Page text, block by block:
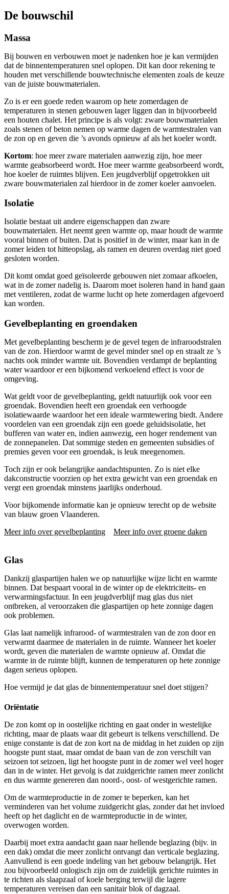
De bouwschil
Massa
Bij bouwen en verbouwen moet je nadenken hoe je kan vermijden
dat de binnentemperaturen snel oplopen. Dit kan door rekening te
houden met verschillende bouwtechnische elementen zoals de keuze
van de juiste bouwmaterialen.
Zo is er een goede reden waarom op hete zomerdagen de
temperaturen in stenen gebouwen lager liggen dan in bijvoorbeeld
een houten chalet. Het principe is als volgt: zware bouwmaterialen
zoals stenen of beton nemen op warme dagen de warmtestralen van
de zon op en geven die ’s avonds opnieuw af als het koeler wordt.
Kortom: hoe meer zware materialen aanwezig zijn, hoe meer
warmte geabsorbeerd wordt. Hoe meer warmte geabsorbeerd wordt,
hoe koeler de ruimtes blijven. Een jeugdverblijf opgetrokken uit
zware bouwmaterialen zal hierdoor in de zomer koeler aanvoelen.
Isolatie
Isolatie bestaat uit andere eigenschappen dan zware
bouwmaterialen. Het neemt geen warmte op, maar houdt de warmte
vooral binnen of buiten. Dat is positief in de winter, maar kan in de
zomer leiden tot hitteopslag, als ramen en deuren overdag niet goed
gesloten worden.
Dit komt omdat goed geïsoleerde gebouwen niet zomaar afkoelen,
wat in de zomer nadelig is. Daarom moet isoleren hand in hand gaan
met ventileren, zodat de warme lucht op hete zomerdagen afgevoerd
kan worden.
Gevelbeplanting en groendaken
Met gevelbeplanting bescherm je de gevel tegen de infraroodstralen
van de zon. Hierdoor warmt de gevel minder snel op en straalt ze ’s
nachts ook minder warmte uit. Bovendien verdampt de beplanting
water waardoor er een bijkomend verkoelend effect is voor de
omgeving.
Wat geldt voor de gevelbeplanting, geldt natuurlijk ook voor een
groendak. Bovendien heeft een groendak een verhoogde
isolatiewaarde waardoor het een ideale warmtewering biedt. Andere
voordelen van een groendak zijn een goede geluidsisolatie, het
bufferen van water en, indien aanwezig, een hoger rendement van
de zonnepanelen. Dat sommige steden en gemeenten subsidies of
premies geven voor een groendak, is leuk meegenomen.
Toch zijn er ook belangrijke aandachtspunten. Zo is niet elke
dakconstructie voorzien op het extra gewicht van een groendak en
vergt een groendak minstens jaarlijks onderhoud.
Voor bijkomende informatie kan je opnieuw terecht op de website
van blauw groen Vlaanderen.
Meer info over gevelbeplanting
Meer info over groene daken
Glas
Dankzij glaspartijen halen we op natuurlijke wijze licht en warmte
binnen. Dat bespaart vooral in de winter op de elektriciteits- en
verwarmingsfactuur. In een jeugdverblijf mag glas dus niet
ontbreken, al veroorzaken die glaspartijen op hete zonnige dagen
ook problemen.
Glas laat namelijk infrarood- of warmtestralen van de zon door en
verwarmt daarmee de materialen in de ruimte. Wanneer het koeler
wordt, geven die materialen de warmte opnieuw af. Omdat die
warmte in de ruimte blijft, kunnen de temperaturen op hete zonnige
dagen serieus oplopen.
Hoe vermijd je dat glas de binnentemperatuur snel doet stijgen?
Oriëntatie
De zon komt op in oostelijke richting en gaat onder in westelijke
richting, maar de plaats waar dit gebeurt is telkens verschillend. De
enige constante is dat de zon kort na de middag in het zuiden op zijn
hoogste punt staat, maar omdat de baan van de zon verschilt van
seizoen tot seizoen, ligt het hoogste punt in de zomer wel veel hoger
dan in de winter. Het gevolg is dat zuidgerichte ramen meer zonlicht
en dus warmte genereren dan noord-, oost- of westgerichte ramen.
Om de warmteproductie in de zomer te beperken, kan het
verminderen van het volume zuidgericht glas, zonder dat het invloed
heeft op het daglicht en de warmteproductie in de winter,
overwogen worden.
Daarbij moet extra aandacht gaan naar hellende beglazing (bijv. in
een dak) omdat die meer zonlicht ontvangt dan verticale beglazing.
Aanvullend is een goede indeling van het gebouw belangrijk. Het
zou bijvoorbeeld onlogisch zijn om de zuidelijk gerichte ruimtes in
te richten als slaapzaal of koele berging terwijl die lagere
temperaturen vereisen dan een sanitair blok of dagzaal.